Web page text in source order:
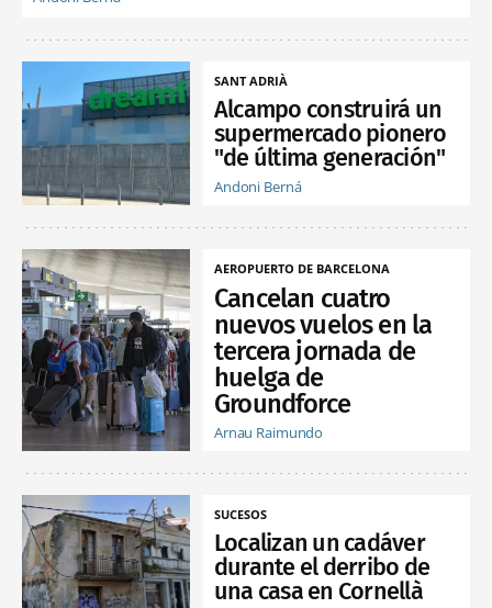
SANT ADRIÀ
Alcampo construirá un
supermercado pionero
"de última generación"
Andoni Berná
AEROPUERTO DE BARCELONA
Cancelan cuatro
nuevos vuelos en la
tercera jornada de
huelga de
Groundforce
Arnau Raimundo
SUCESOS
Localizan un cadáver
durante el derribo de
una casa en Cornellà